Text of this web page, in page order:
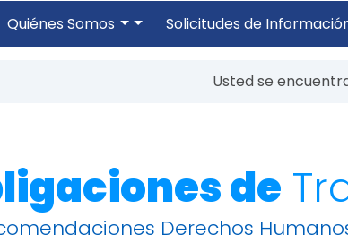
Quiénes Somos Solicitudes de
Usted se
de
Derechos